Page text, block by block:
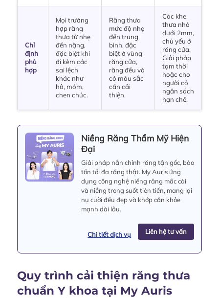
Chỉ
định
phù
hợp
Mọi trường
hợp răng
thưa từ nhẹ
đến nặng,
đặc biệt khi
đi kèm các
sai lệch
khác như
hô, móm,
chen chúc.
Răng thưa
mức độ nhẹ
đến trung
bình, đặc
biệt ở vùng
răng cửa,
răng đều và
có màu sắc
cần cải
thiện.
Các khe
thưa nhỏ
dưới 2mm,
chủ yếu ở
răng cửa.
Giải pháp
tạm thời
hoặc cho
người có
ngân sách
hạn chế.
Niềng Răng Thẩm Mỹ Hiện
Đại
Giải pháp nắn chỉnh răng tận gốc, bảo
tồn tối đa răng thật. My Auris ứng
dụng công nghệ niềng răng mắc cài
và niềng trong suốt tiên tiến, mang lại
nụ cười đều đẹp và khớp cắn khỏe
mạnh dài lâu.
Chi tiết dịch vụ Liên hệ tư vấn
Quy trình cải thiện răng thưa
chuẩn Y khoa tại My Auris